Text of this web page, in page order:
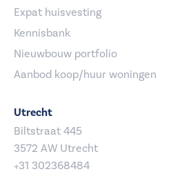
Expat huisvesting
Kennisbank
Nieuwbouw portfolio
Aanbod koop/huur woningen
Utrecht
Biltstraat 445
3572 AW Utrecht
+31 302368484